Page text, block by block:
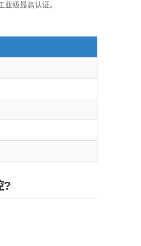
级最高认证。
?